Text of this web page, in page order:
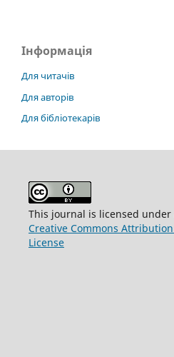
Інформація
Для читачів
Для авторів
Для бібліотекарів
This journal is licensed under
Creative Commons
License